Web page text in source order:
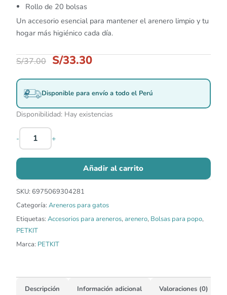
Rollo de 20 bolsas
Un accesorio esencial para mantener el arenero limpio y tu
hogar más higiénico cada día.
S/37.00 S/33.30
Disponible para envío a todo el Perú
Disponibilidad: Hay existencias
- +
Añadir al carrito
SKU: 6975069304281
Categoría: Areneros para gatos
Etiquetas: Accesorios para areneros,arenero, Bolsas para popo,
PETKIT
Marca: PETKIT
Descripción Información adicional Valoraciones (0)